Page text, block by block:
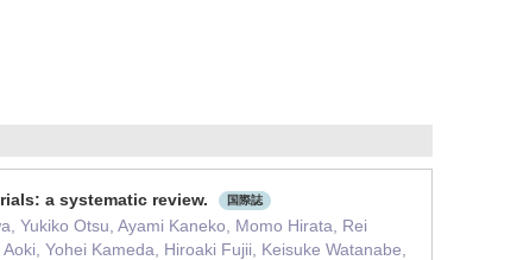
a systematic review. 国際誌
Yukiko Otsu, Ayami Kaneko, Momo Hirata, Rei
Yohei Kameda, Hiroaki Fujii, Keisuke Watanabe,